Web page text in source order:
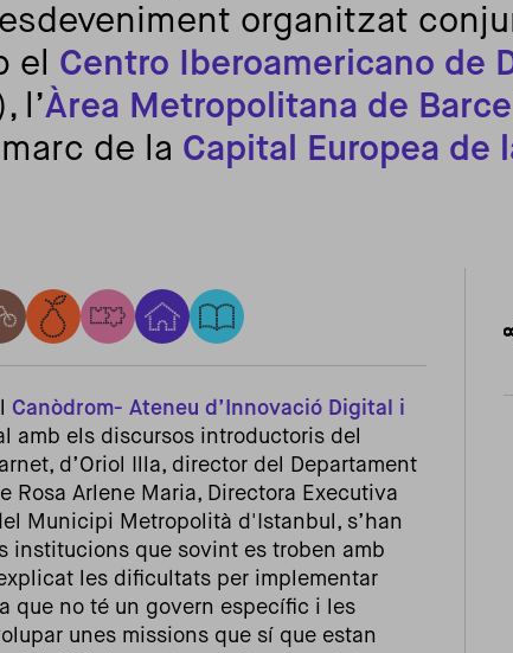
organitzat
el Centro Iberoamericano de
l’Àrea Metropolitana de
de la Capital Europea de
Canòdrom- Ateneu d’Innovació Digital i
amb els discursos introductoris del
d’Oriol Illa, director del Departament
Rosa Arlene Maria, Directora Executiva
Municipi Metropolità d'Istanbul, s’han
institucions que sovint es troben amb
les dificultats per implementar
que no té un govern específic i les
unes missions que sí que estan